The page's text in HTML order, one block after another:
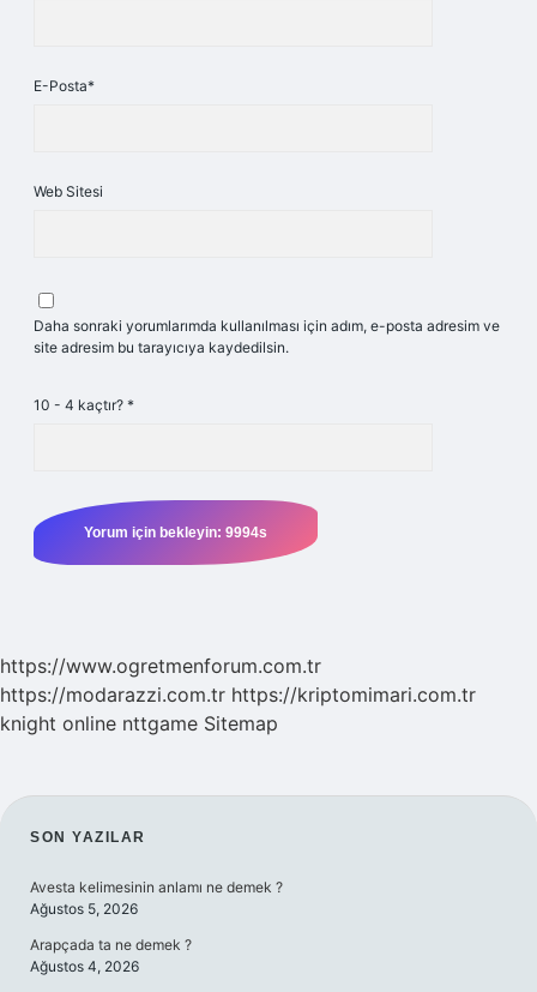
E-Posta*
Web Sitesi
Daha sonraki yorumlarımda kullanılması için adım, e-posta adresim ve
site adresim bu tarayıcıya kaydedilsin.
10 - 4 kaçtır? *
https://www.ogretmenforum.com.tr
https://modarazzi.com.tr https://kriptomimari.com.tr
knight online nttgame Sitemap
SIDEBAR
SON YAZILAR
Avesta kelimesinin anlamı ne demek ?
Ağustos 5, 2026
Arapçada ta ne demek ?
Ağustos 4, 2026